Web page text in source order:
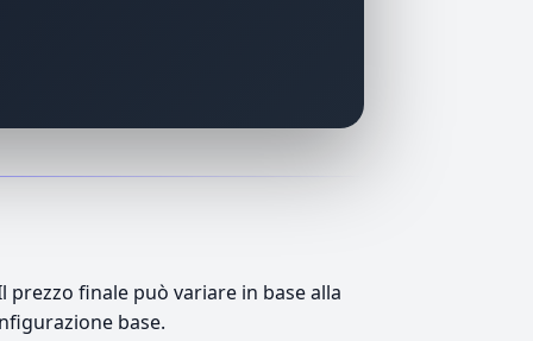
finale può variare in base alla
base.